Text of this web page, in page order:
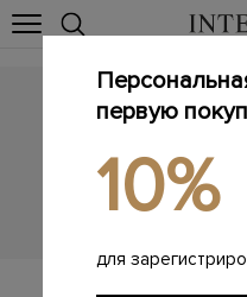
первую
10%
для